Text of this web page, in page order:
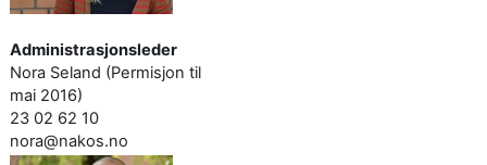
Administrasjonsleder
Nora Seland (Permisjon til
mai 2016)
23 02 62 10
nora@nakos.no